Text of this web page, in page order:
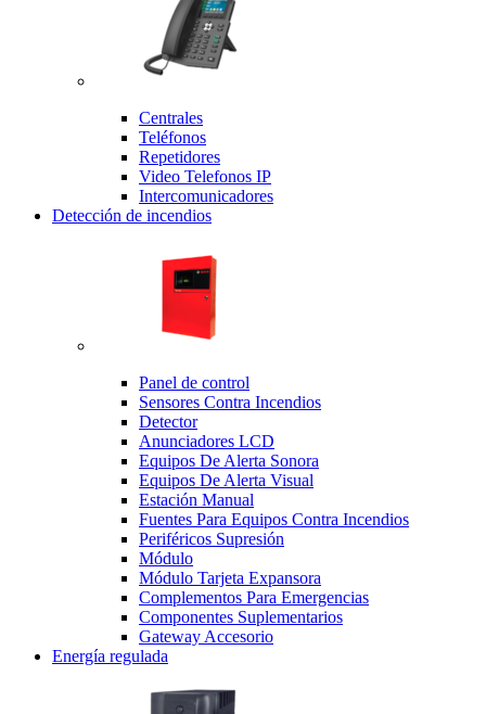
Centrales
Teléfonos
Repetidores
Video Telefonos IP
Intercomunicadores
Detección de incendios
Panel de control
Sensores Contra Incendios
Detector
Anunciadores LCD
Equipos De Alerta Sonora
Equipos De Alerta Visual
Estación Manual
Fuentes Para Equipos Contra Incendios
Periféricos Supresión
Módulo
Módulo Tarjeta Expansora
Complementos Para Emergencias
Componentes Suplementarios
Gateway Accesorio
Energía regulada